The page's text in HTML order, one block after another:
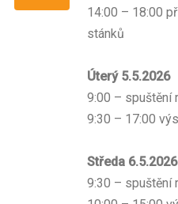
14:00 – 18:00
stánků
Úterý 5.5.2026
9:00 – spuštění
9:30 – 17:00
Středa 6.5.2026
9:30 – spuštění